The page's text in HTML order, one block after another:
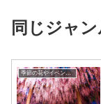
同じジャ
季節の花やイベントを楽しむコツ